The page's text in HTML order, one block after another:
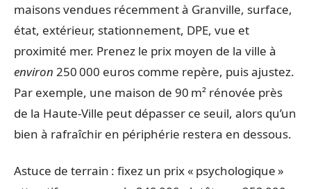
maisons vendues récemment à Granville, surface,
état, extérieur, stationnement, DPE, vue et
proximité mer. Prenez le prix moyen de la ville à
environ 250 000 euros comme repère, puis ajustez.
Par exemple, une maison de 90 m² rénovée près
de la Haute-Ville peut dépasser ce seuil, alors qu’un
bien à rafraîchir en périphérie restera en dessous.
Astuce de terrain : fixez un prix « psychologique »